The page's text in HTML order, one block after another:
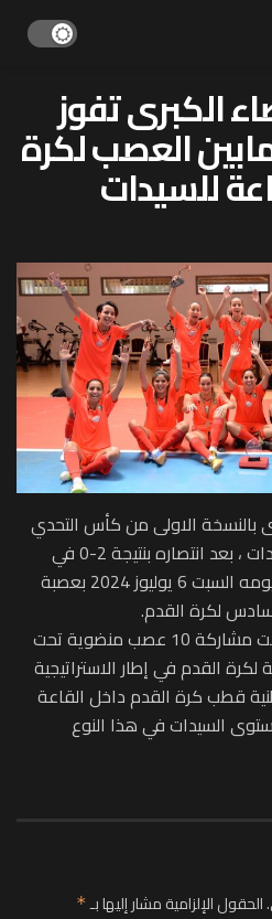
الكبرى تفوز
العصب لكرة
للسيدات
بالنسخة الاولى من كأس التحدي
لكرة القدم داخل القاعة للسيدات ، بعد انتصاره بنتيجة 2-0 في
المباراة النهائية التي جمعته يومه السبت 6 يوليوز 2024 بعصبة
لكرة القدم.
وتدخل هذه البطولة التي عرفت مشاركة 10 عصب منضوية تحت
لكرة القدم في إطار الاستراتيجية
قطب كرة القدم داخل القاعة
السيدات في هذا النوع
الحقول الإلزامية مشار إليها بـ*